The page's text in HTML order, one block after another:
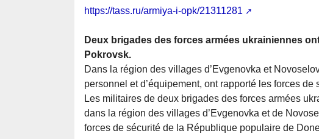
https://tass.ru/armiya-i-opk/21311281
Deux brigades des forces armées ukrainiennes
Pokrovsk.
Dans la région des villages d’Evgenovka et
personnel et d’équipement, ont rapporté les forces
Les militaires de deux brigades des forces armées
dans la région des villages d’Evgenovka et de
forces de sécurité de la République populaire de